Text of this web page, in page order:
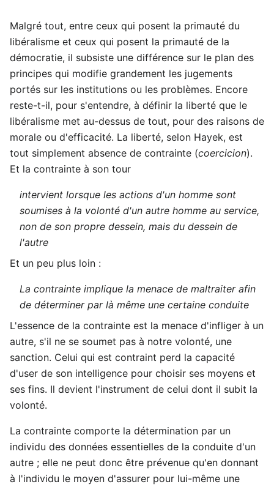
Malgré tout, entre ceux qui posent la primauté du
libéralisme et ceux qui posent la primauté de la
démocratie, il subsiste une différence sur le plan des
principes qui modifie grandement les jugements
portés sur les institutions ou les problèmes. Encore
reste-t-il, pour s'entendre, à définir la liberté que le
libéralisme met au-dessus de tout, pour des raisons de
morale ou d'efficacité. La liberté, selon Hayek, est
tout simplement absence de contrainte (coercicion).
Et la contrainte à son tour
intervient lorsque les actions d'un homme sont
soumises à la volonté d'un autre homme au service,
non de son propre dessein, mais du dessein de
l'autre
Et un peu plus loin :
La contrainte implique la menace de maltraiter afin
de déterminer par là même une certaine conduite
L'essence de la contrainte est la menace d'infliger à un
autre, s'il ne se soumet pas à notre volonté, une
sanction. Celui qui est contraint perd la capacité
d'user de son intelligence pour choisir ses moyens et
ses fins. Il devient l'instrument de celui dont il subit la
volonté.
La contrainte comporte la détermination par un
individu des données essentielles de la conduite d'un
autre ; elle ne peut donc être prévenue qu'en donnant
à l'individu le moyen d'assurer pour lui-même une